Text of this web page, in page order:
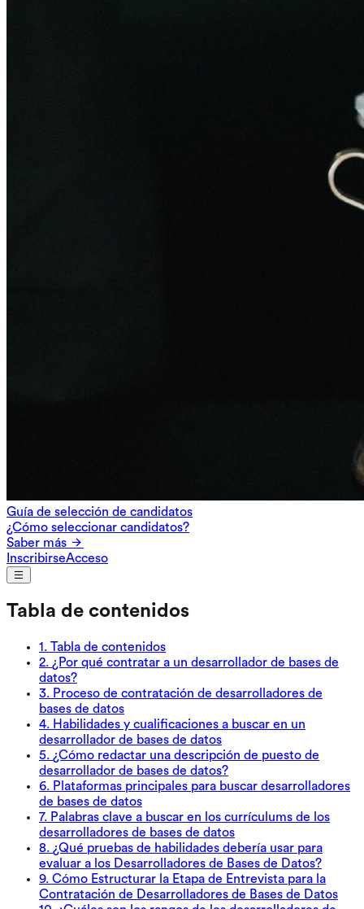
Guía de selección de candidatos
¿Cómo seleccionar candidatos?
Saber más
InscribirseAcceso
Tabla de contenidos
1 . Tabla de contenidos
2. ¿Por qué contratar a un desarrollador de bases de
datos?
3. Proceso de contratación de desarrolladores de
bases de datos
4. Habilidades y cualificaciones a buscar en un
desarrollador de bases de datos
5. ¿Cómo redactar una descripción de puesto de
desarrollador de bases de datos?
6. Plataformas principales para buscar desarrolladores
de bases de datos
7. Palabras clave a buscar en los currículums de los
desarrolladores de bases de datos
8. ¿Qué pruebas de habilidades debería usar para
evaluar a los Desarrolladores de Bases de Datos?
9. Cómo Estructurar la Etapa de Entrevista para la
Contratación de Desarrolladores de Bases de Datos